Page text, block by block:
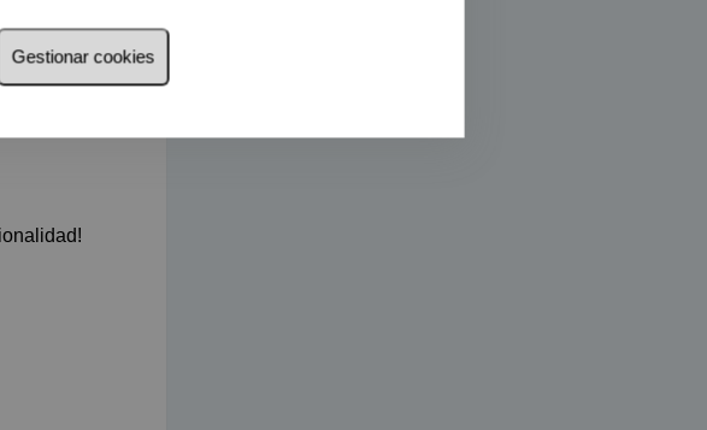
(9 m2) este
Gestionar cookies